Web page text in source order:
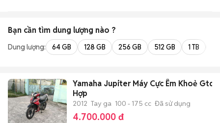
Bạn cần tìm dung lượng nào ?
Dung lượng: 64 GB 128 GB 256 GB 512 GB 1 TB
Yamaha Jupiter Máy Cực Êm Khoẻ
Hợp
2012 Tay ga 100 - 175 cc Đã sử dụng
4.700.000 đ